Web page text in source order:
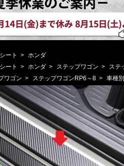
ート > ホンダ
ート > ホンダ > ステップワゴン > ステ
ワゴン > ステップワゴンRP6～8 > 車種